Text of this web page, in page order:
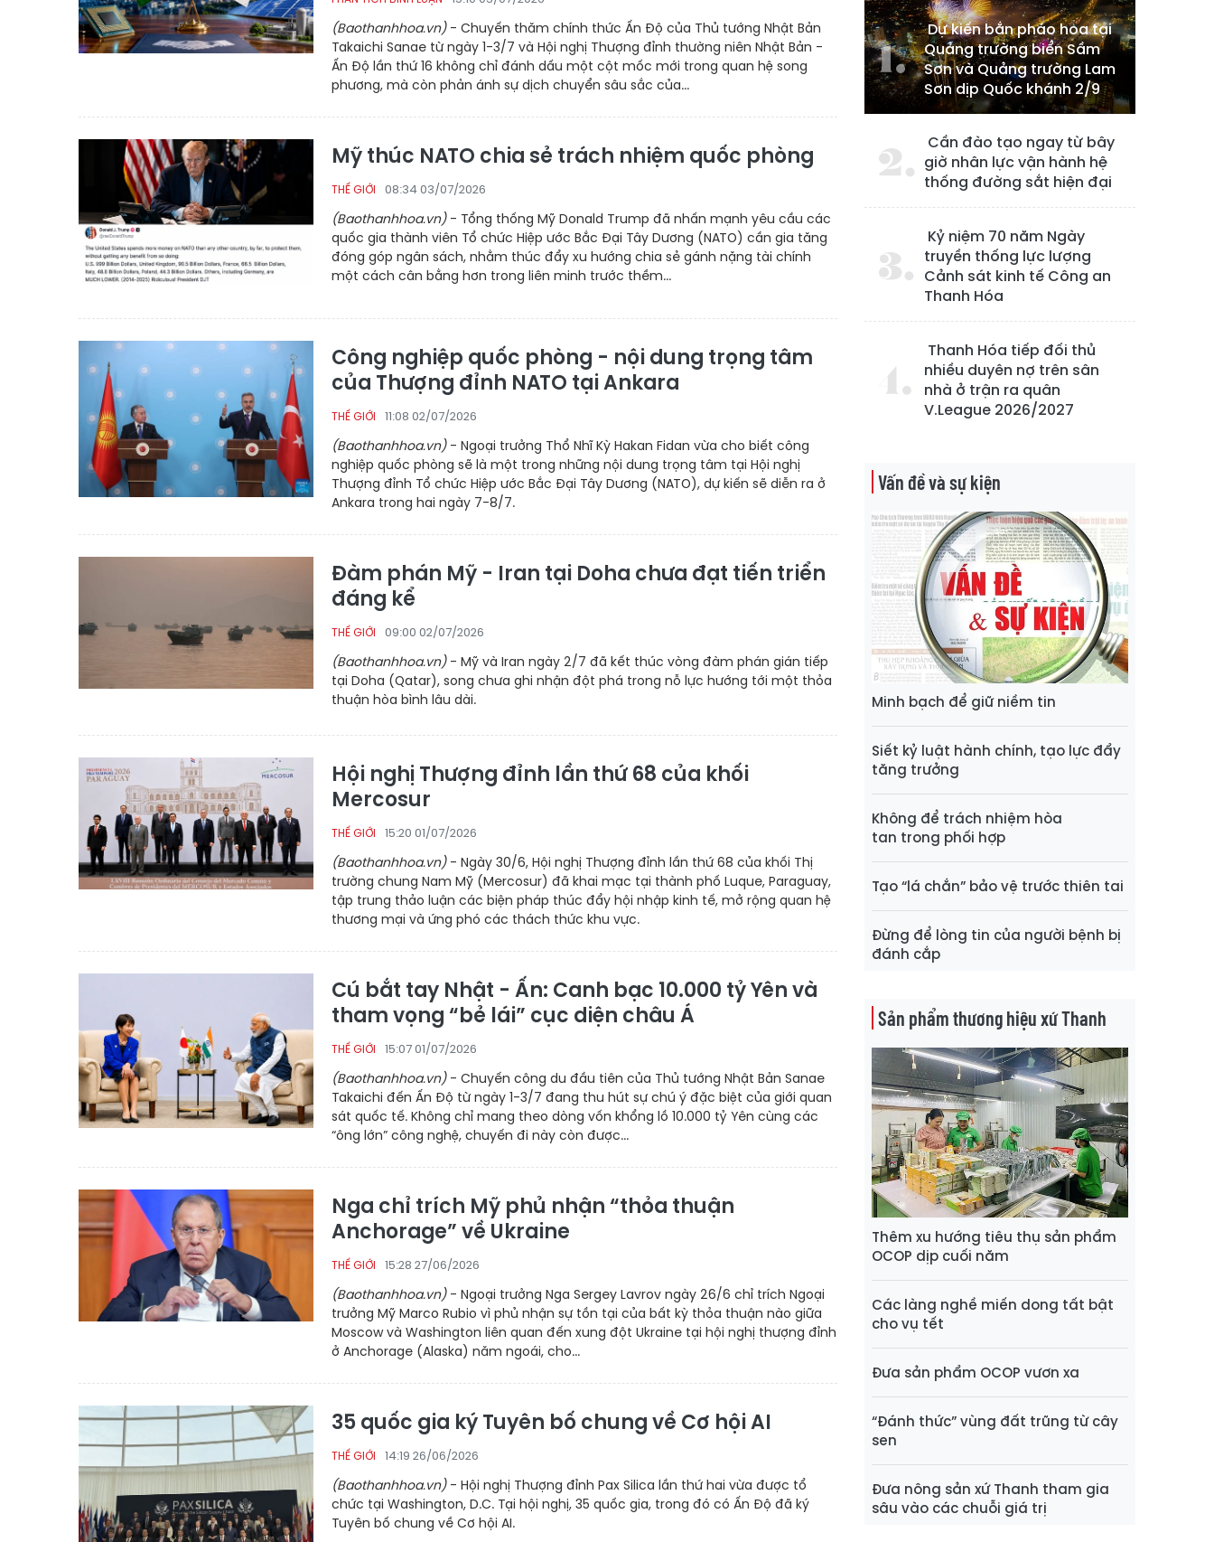
(Baothanhhoa.vn)- Chuyến thăm chính thức Ấn Độ của Thủ tướng Nhật Bản
Takaichi Sanae từ ngày 1-3/7 và Hội nghị Thượng đỉnh thường niên Nhật Bản -
Ấn Độ lần thứ 16 không chỉ đánh dấu một cột mốc mới trong quan hệ song
phương, mà còn phản ánh sự dịch chuyển sâu sắc của...
Mỹ thúc NATO chia sẻ trách nhiệm quốc phòng
THẾ GIỚI 08:34 03/07/2026
(Baothanhhoa.vn)- Tổng thống Mỹ Donald Trump đã nhấn mạnh yêu cầu các
quốc gia thành viên Tổ chức Hiệp ước Bắc Đại Tây Dương (NATO) cần gia tăng
đóng góp ngân sách, nhằm thúc đẩy xu hướng chia sẻ gánh nặng tài chính
một cách cân bằng hơn trong liên minh trước thềm...
Công nghiệp quốc phòng - nội dung trọng tâm
của Thượng đỉnh NATO tại Ankara
THẾ GIỚI 11:08 02/07/2026
(Baothanhhoa.vn)- Ngoại trưởng Thổ Nhĩ Kỳ Hakan Fidan vừa cho biết công
nghiệp quốc phòng sẽ là một trong những nội dung trọng tâm tại Hội nghị
Thượng đỉnh Tổ chức Hiệp ước Bắc Đại Tây Dương (NATO), dự kiến sẽ diễn ra ở
Ankara trong hai ngày 7-8/7.
Đàm phán Mỹ - Iran tại Doha chưa đạt tiến triển
đáng kể
THẾ GIỚI 09:00 02/07/2026
(Baothanhhoa.vn)- Mỹ và Iran ngày 2/7 đã kết thúc vòng đàm phán gián tiếp
tại Doha (Qatar), song chưa ghi nhận đột phá trong nỗ lực hướng tới một thỏa
thuận hòa bình lâu dài.
Hội nghị Thượng đỉnh lần thứ 68 của khối
Mercosur
THẾ GIỚI 15:20 01/07/2026
(Baothanhhoa.vn)- Ngày 30/6, Hội nghị Thượng đỉnh lần thứ 68 của khối Thị
trường chung Nam Mỹ (Mercosur) đã khai mạc tại thành phố Luque, Paraguay,
tập trung thảo luận các biện pháp thúc đẩy hội nhập kinh tế, mở rộng quan hệ
thương mại và ứng phó các thách thức khu vực.
Cú bắt tay Nhật - Ấn: Canh bạc 10.000 tỷ Yên và
tham vọng “bẻ lái” cục diện châu Á
THẾ GIỚI 15:07 01/07/2026
(Baothanhhoa.vn)- Chuyến công du đầu tiên của Thủ tướng Nhật Bản Sanae
Takaichi đến Ấn Độ từ ngày 1-3/7 đang thu hút sự chú ý đặc biệt của giới quan
sát quốc tế. Không chỉ mang theo dòng vốn khổng lồ 10.000 tỷ Yên cùng các
“ông lớn” công nghệ, chuyến đi này còn được...
Nga chỉ trích Mỹ phủ nhận “thỏa thuận
Anchorage” về Ukraine
THẾ GIỚI 15:28 27/06/2026
(Baothanhhoa.vn)- Ngoại trưởng Nga Sergey Lavrov ngày 26/6 chỉ trích Ngoại
trưởng Mỹ Marco Rubio vì phủ nhận sự tồn tại của bất kỳ thỏa thuận nào giữa
Moscow và Washington liên quan đến xung đột Ukraine tại hội nghị thượng đỉnh
ở Anchorage (Alaska) năm ngoái, cho...
35 quốc gia ký Tuyên bố chung về Cơ hội AI
THẾ GIỚI 14:19 26/06/2026
(Baothanhhoa.vn)- Hội nghị Thượng đỉnh Pax Silica lần thứ hai vừa được tổ
chức tại Washington, D.C. Tại hội nghị, 35 quốc gia, trong đó có Ấn Độ đã ký
Tuyên bố chung về Cơ hội AI.
Dự kiến bắn pháo hoa tại
Quảng trường biển Sầm
Sơn và Quảng trường Lam
Sơn dịp Quốc khánh 2/9
Cần đào tạo ngay từ bây
giờ nhân lực vận hành hệ
thống đường sắt hiện đại
Kỷ niệm 70 năm Ngày
truyền thống lực lượng
Cảnh sát kinh tế Công an
Thanh Hóa
Thanh Hóa tiếp đối thủ
nhiều duyên nợ trên sân
nhà ở trận ra quân
V.League 2026/2027
Vấn đề và sự kiện
Minh bạch để giữ niềm tin
Siết kỷ luật hành chính, tạo lực đẩy
tăng trưởng
Không để trách nhiệm hòa
tan trong phối hợp
Tạo “lá chắn” bảo vệ trước thiên tai
Đừng để lòng tin của người bệnh bị
đánh cắp
Sản phẩm thương hiệu xứ Thanh
Thêm xu hướng tiêu thụ sản phẩm
OCOP dịp cuối năm
Các làng nghề miến dong tất bật
cho vụ tết
Đưa sản phẩm OCOP vươn xa
“Đánh thức” vùng đất trũng từ cây
sen
Đưa nông sản xứ Thanh tham gia
sâu vào các chuỗi giá trị